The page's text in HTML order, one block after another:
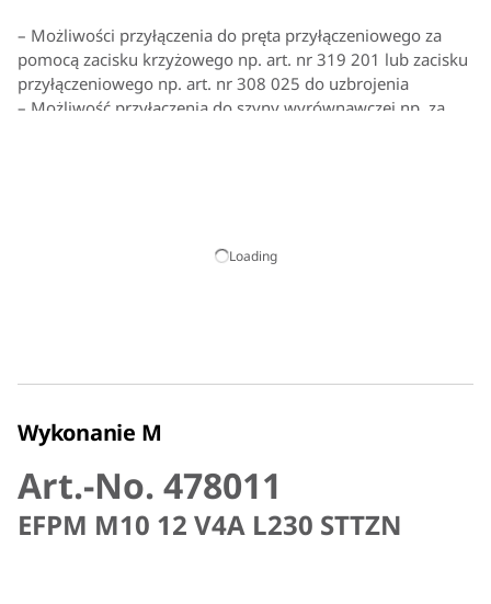
Loading
– Możliwości przyłączenia do pręta przyłączeniowego za
pomocą zacisku krzyżowego np. art. nr 319 201 lub zacisku
przyłączeniowego np. art. nr 308 025 do uzbrojenia
– Możliwość przyłączenia do szyny wyrównawczej np. za
Wykonanie M
Art.-No. 478011
EFPM M10 12 V4A L230 STTZN